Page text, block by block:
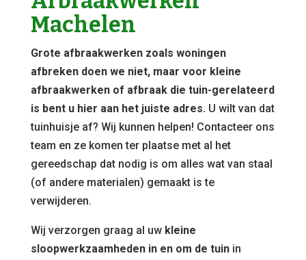
Machelen
Grote afbraakwerken zoals woningen
afbreken doen we niet, maar voor kleine
afbraakwerken of afbraak die tuin-gerelateerd
is bent u hier aan het juiste adres.U wilt van dat
tuinhuisje af? Wij kunnen helpen! Contacteer ons
team en ze komen ter plaatse met al het
gereedschap dat nodig is om alles wat van staal
(of andere materialen) gemaakt is te
verwijderen.
Wij verzorgen graag al uw kleine
sloopwerkzaamheden in en om de tuinin